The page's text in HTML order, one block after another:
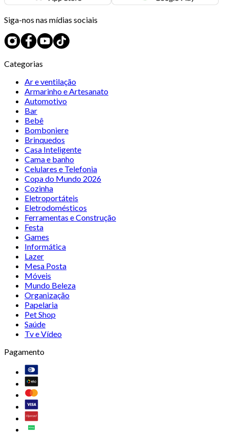
Siga-nos nas mídias sociais
Categorias
Ar e ventilação
Armarinho e Artesanato
Automotivo
Bar
Bebê
Bomboniere
Brinquedos
Casa Inteligente
Cama e banho
Celulares e Telefonia
Copa do Mundo 2026
Cozinha
Eletroportáteis
Eletrodomésticos
Ferramentas e Construção
Festa
Games
Informática
Lazer
Mesa Posta
Móveis
Mundo Beleza
Organização
Papelaria
Pet Shop
Saúde
Tv e Vídeo
Pagamento